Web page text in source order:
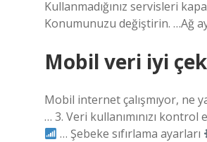
Kullanmadığınız servisleri
Konumunuzu değiştirin. …Ağ
Mobil veri iyi
Mobil internet çalışmıyor, ne
… 3. Veri kullanımınızı kontrol
… Şebeke sıfırlama ayarları